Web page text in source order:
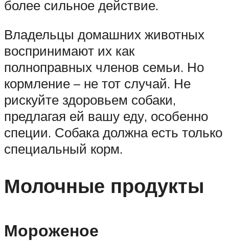
более сильное действие.
Владельцы домашних животных
воспринимают их как
полноправных членов семьи. Но
кормление – не тот случай. Не
рискуйте здоровьем собаки,
предлагая ей вашу еду, особенно
специи. Собака должна есть только
специальный корм.
Молочные продукты
Мороженое